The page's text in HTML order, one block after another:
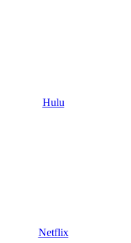
Hulu
Netflix